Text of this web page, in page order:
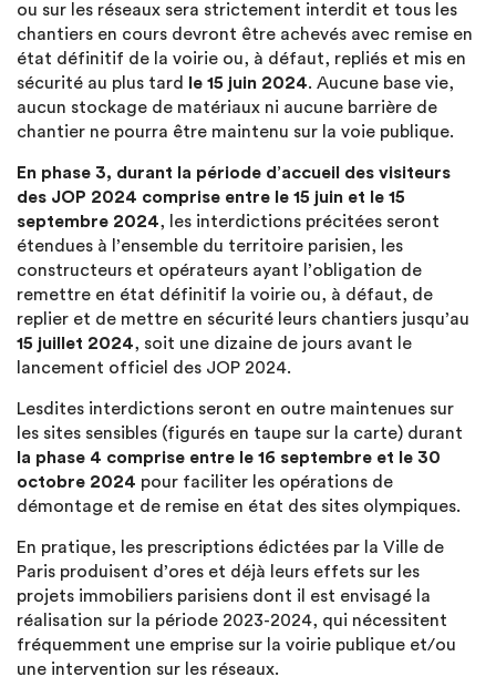
ou sur les réseaux sera strictement interdit et tous les
chantiers en cours devront être achevés avec remise en
état définitif de la voirie ou, à défaut, repliés et mis en
sécurité au plus tard
le 15 juin 2024. Aucune base vie,
aucun stockage de matériaux ni aucune barrière de
chantier ne pourra être maintenu sur la voie publique.
En phase 3, durant la période d’accueil des visiteurs
des JOP 2024 comprise entre le 15 juin et le 15
septembre 2024, les interdictions précitées seront
étendues à l’ensemble du territoire parisien, les
constructeurs et opérateurs ayant l’obligation de
remettre en état définitif la voirie ou, à défaut, de
replier et de mettre en sécurité leurs chantiers jusqu’au
15 juillet 2024, soit une dizaine de jours avant le
lancement officiel des JOP 2024.
Lesdites interdictions seront en outre maintenues sur
les sites sensibles (figurés en taupe sur la carte) durant
la phase 4 comprise entre le 16 septembre et le 30
octobre 2024 pour faciliter les opérations de
démontage et de remise en état des sites olympiques.
En pratique, les prescriptions édictées par la Ville de
Paris produisent d’ores et déjà leurs effets sur les
projets immobiliers parisiens dont il est envisagé la
réalisation sur la période 2023-2024, qui nécessitent
fréquemment une emprise sur la voirie publique et/ou
une intervention sur les réseaux.